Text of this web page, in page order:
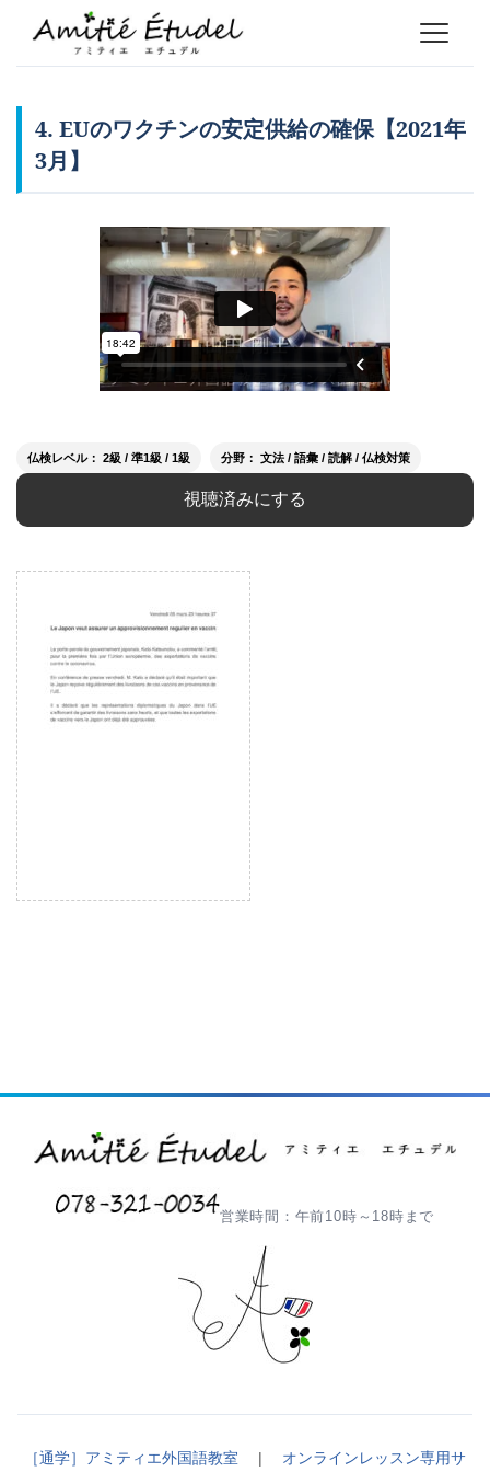
4. EUのワクチンの安定供給の確保【2021年
3月】
仏検レベル： 2級 / 準1級 / 1級 分野： 文法 / 語彙 / 読解 / 仏検対策
視聴済みにする
営業時間：午前10時～18時まで
［通学］アミティエ外国語教室 | オンラインレッスン専用サ